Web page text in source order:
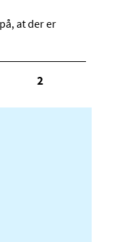
at der er
2